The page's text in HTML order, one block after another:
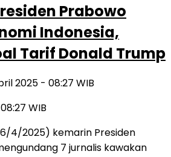
Prabowo
Indonesia,
Tarif Donald Trump
2025 - 08:27 WIB
WIB
4/2025) kemarin Presiden
7 jurnalis kawakan